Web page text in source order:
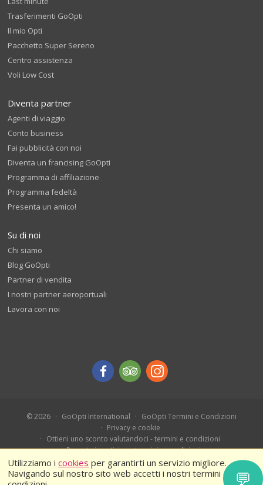
Utilizziamo icookies per garantirti un servizio migliore.
Navigando sul nostro sito web accetti i nostri termini e
Trasferimenti GoOpti
Il mio Opti
Pacchetto Super Sereno
Centro assistenza
Voli Low Cost
Diventa partner
Agenti di viaggio
Conto business
Fai pubblicità con noi
Diventa un francising GoOpti
Programma di affiliazione
Programma fedeltà
Presenta un amico!
Su di noi
Chi siamo
Blog GoOpti
Partner di vendita
I nostri partner aeroportuali
Lavora con noi
© 2026 GoOpti International
GoOpti Termini e Condizioni
Privacy e cookie
Ottieni uno sconto valutandoci - termini e condizioni
Prenota in anticipo - termini e condizioni
Ferragosto 2026 – Termini e condizioni
💬